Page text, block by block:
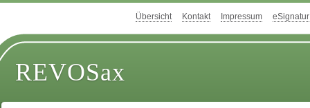
Übersicht Kontakt Impressum eSignatur
REVOSax